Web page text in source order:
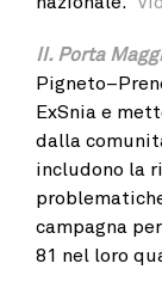
II. Porta
ExSnia e
dalla
includono la
campagna
81 nel loro